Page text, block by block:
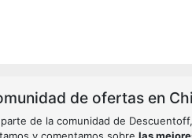
de ofertas en
de la comunidad de